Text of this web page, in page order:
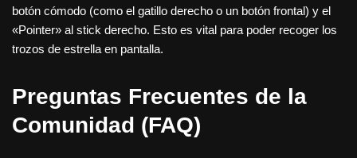
botón cómodo (como el gatillo derecho o un botón frontal) y el
«Pointer» al stick derecho. Esto es vital para poder recoger los
trozos de estrella en pantalla.
Preguntas Frecuentes de la
Comunidad (FAQ)